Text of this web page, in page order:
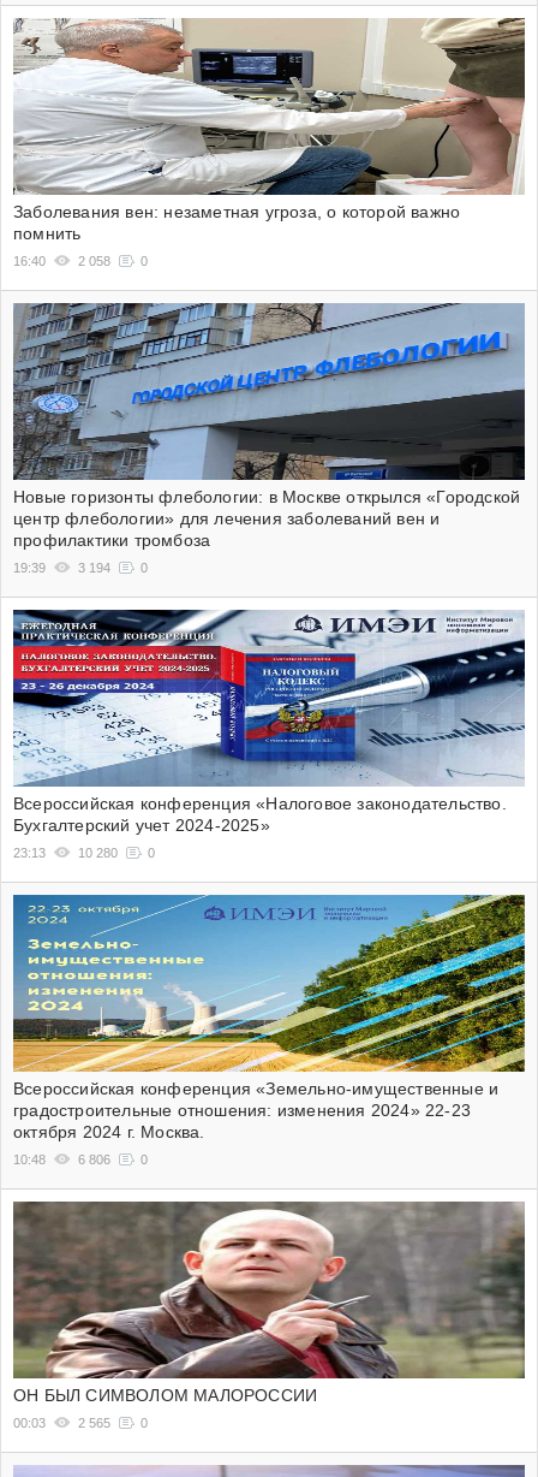
Заболевания вен: незаметная угроза, о которой важно
помнить
16:40 2 058 0
Новые горизонты флебологии: в Москве открылся «Городской
центр флебологии» для лечения заболеваний вен и
профилактики тромбоза
19:39 3 194 0
Всероссийская конференция «Налоговое законодательство.
Бухгалтерский учет 2024-2025»
23:13 10 280 0
Всероссийская конференция «Земельно-имущественные и
градостроительные отношения: изменения 2024» 22-23
октября 2024 г. Москва.
10:48 6 806 0
ОН БЫЛ СИМВОЛОМ МАЛОРОССИИ
00:03 2 565 0